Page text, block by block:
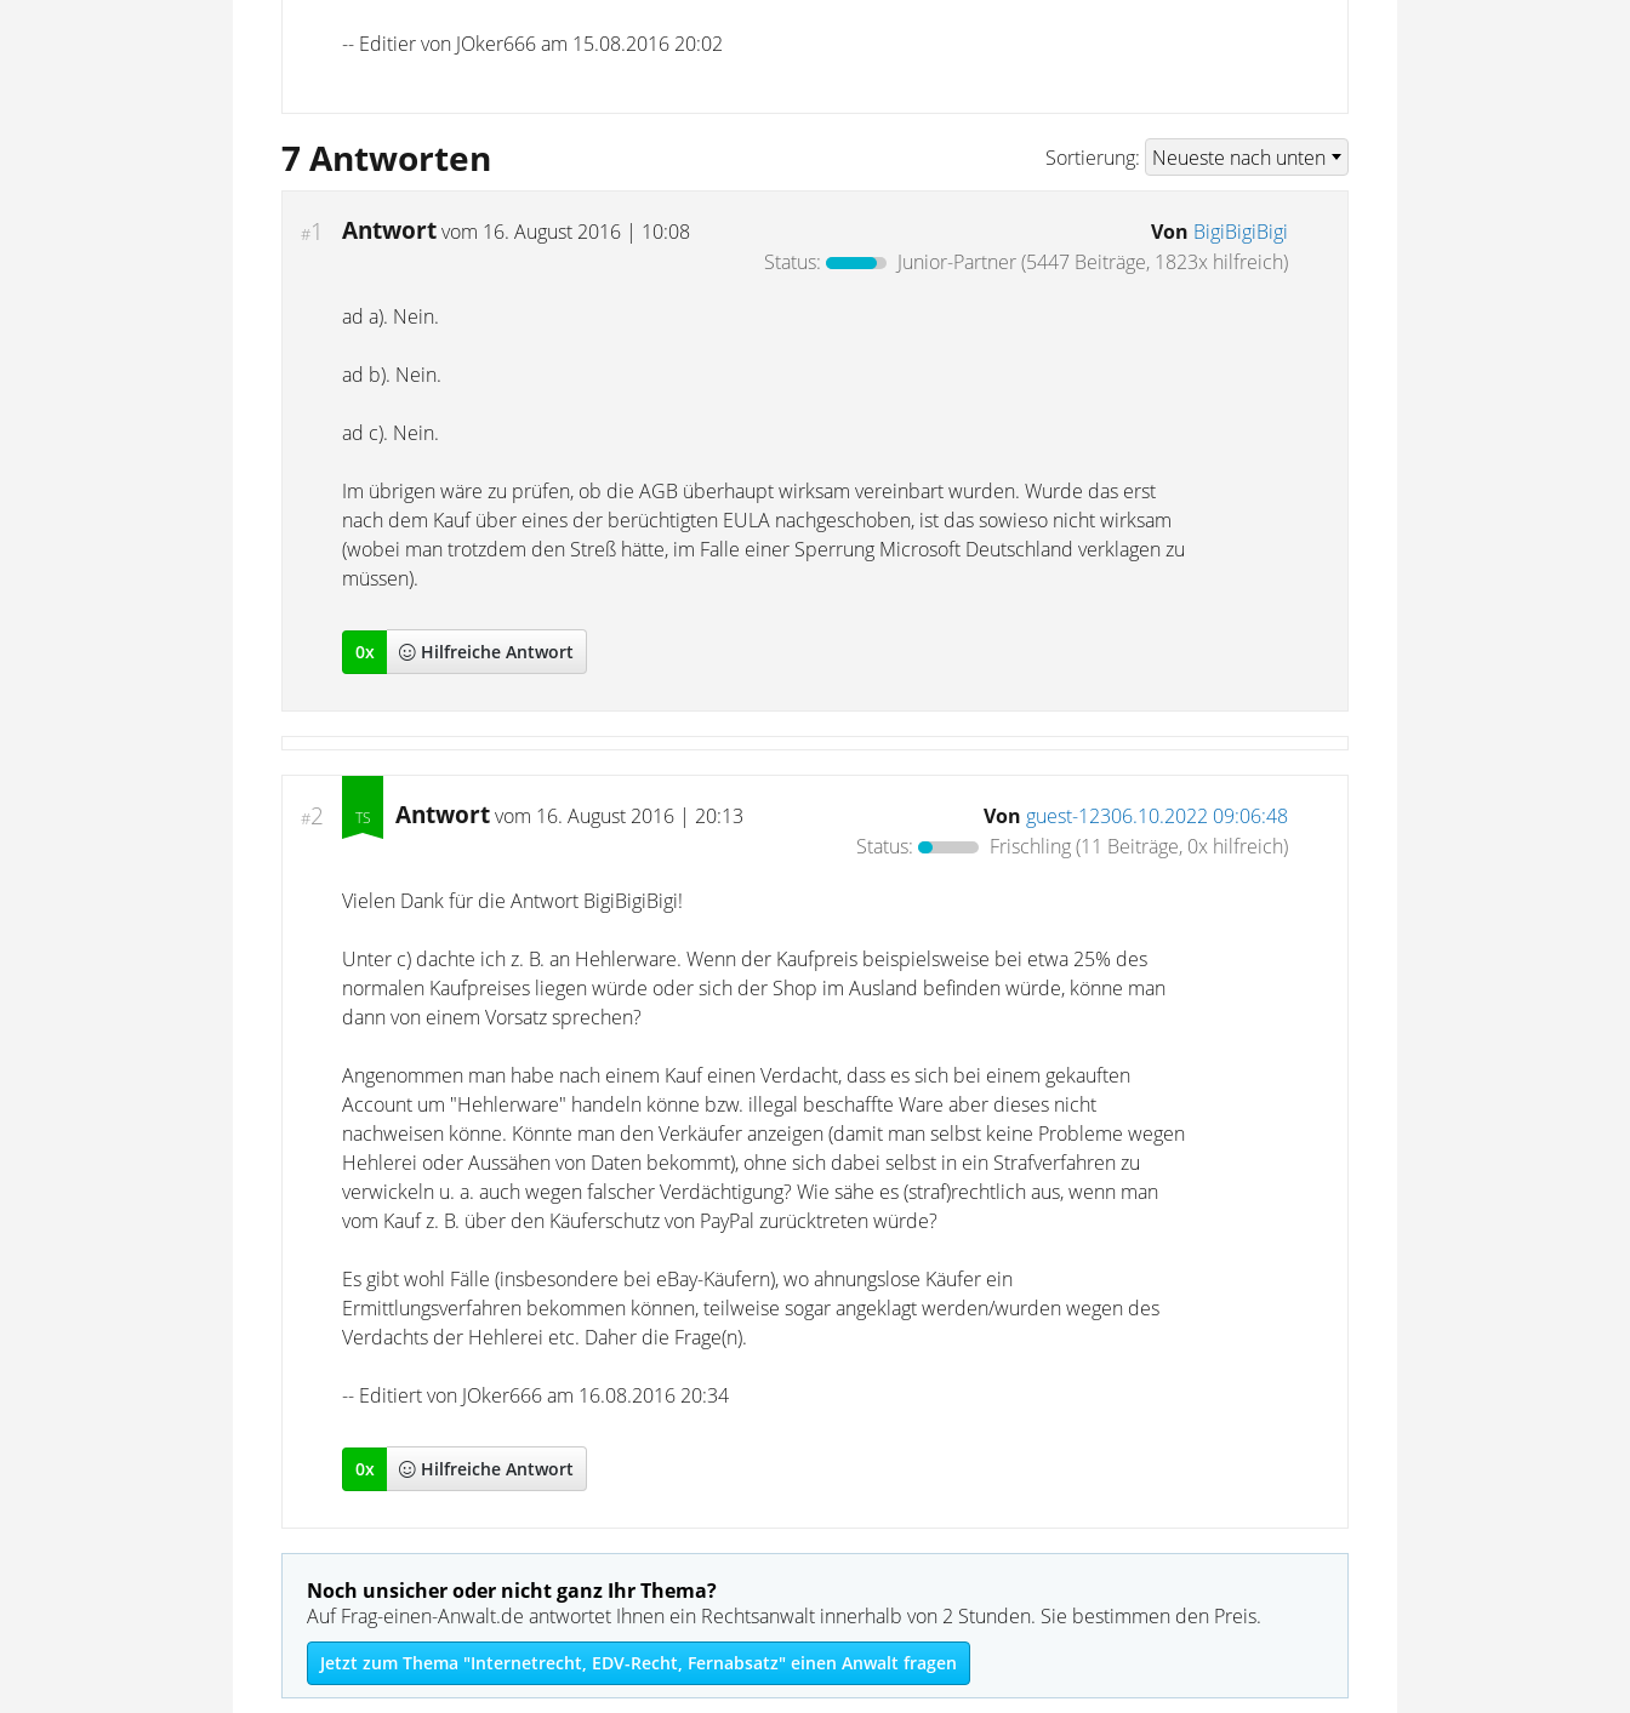
-- Editier von JOker666 am 15.08.2016 20:02
7 Antworten Sortierung:
#1 Antwortvom 16. August 2016 | 10:08 Von BigiBigiBigi
Status:
Junior-Partner(5447 Beiträge, 1823x hilfreich)
ad a). Nein.
ad b). Nein.
ad c). Nein.
Im übrigen wäre zu prüfen, ob die AGB überhaupt wirksam vereinbart wurden. Wurde das erst
nach dem Kauf über eines der berüchtigten EULA nachgeschoben, ist das sowieso nicht wirksam
(wobei man trotzdem den Streß hätte, im Falle einer Sperrung Microsoft Deutschland verklagen zu
müssen).
0x Hilfreiche Antwort
#2 Antwortvom 16. August 2016 | 20:13 Von guest-12306.10.2022 09:06:48
Status:
Frischling(11 Beiträge, 0x hilfreich)
Vielen Dank für die Antwort BigiBigiBigi!
Unter c) dachte ich z. B. an Hehlerware. Wenn der Kaufpreis beispielsweise bei etwa 25% des
normalen Kaufpreises liegen würde oder sich der Shop im Ausland befinden würde, könne man
dann von einem Vorsatz sprechen?
Angenommen man habe nach einem Kauf einen Verdacht, dass es sich bei einem gekauften
Account um "Hehlerware" handeln könne bzw. illegal beschaffte Ware aber dieses nicht
nachweisen könne. Könnte man den Verkäufer anzeigen (damit man selbst keine Probleme wegen
Hehlerei oder Aussähen von Daten bekommt), ohne sich dabei selbst in ein Strafverfahren zu
verwickeln u. a. auch wegen falscher Verdächtigung? Wie sähe es (straf)rechtlich aus, wenn man
vom Kauf z. B. über den Käuferschutz von PayPal zurücktreten würde?
Es gibt wohl Fälle (insbesondere bei eBay-Käufern), wo ahnungslose Käufer ein
Ermittlungsverfahren bekommen können, teilweise sogar angeklagt werden/wurden wegen des
Verdachts der Hehlerei etc. Daher die Frage(n).
-- Editiert von JOker666 am 16.08.2016 20:34
0x Hilfreiche Antwort
Noch unsicher oder nicht ganz Ihr Thema?
Auf Frag-einen-Anwalt.de antwortet Ihnen ein Rechtsanwalt innerhalb von 2 Stunden. Sie bestimmen den Preis.
Jetzt zum Thema "Internetrecht, EDV-Recht, Fernabsatz" einen Anwalt fragen